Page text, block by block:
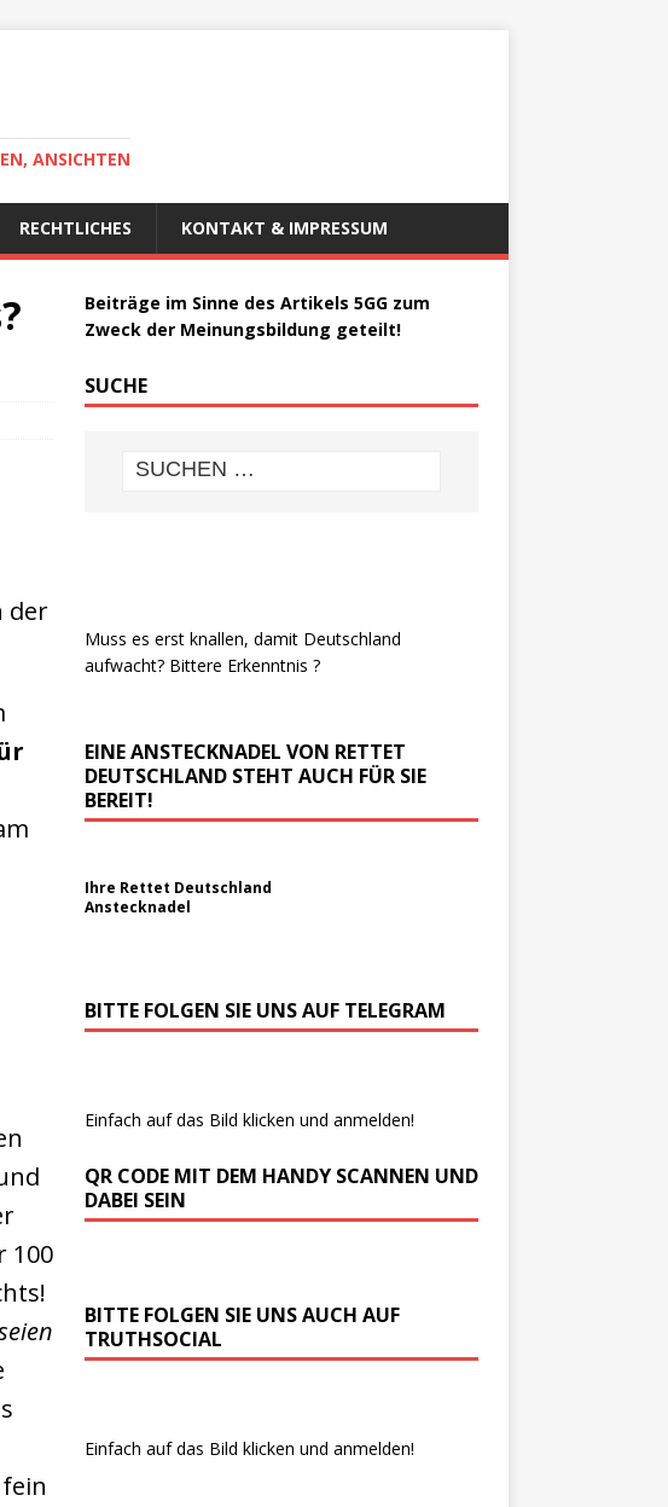
ANSICHTEN
RECHTLICHES KONTAKT & IMPRESSUM
der
100
Beiträge im Sinne des Artikels 5GG zum
Zweck der Meinungsbildung geteilt!
SUCHE
Muss es erst knallen, damit Deutschland
aufwacht? Bittere Erkenntnis ?
EINE ANSTECKNADEL VON RETTET
DEUTSCHLAND STEHT AUCH FÜR SIE
BEREIT!
Ihre Rettet Deutschland
Anstecknadel
BITTE FOLGEN SIE UNS AUF TELEGRAM
Einfach auf das Bild klicken und anmelden!
QR CODE MIT DEM HANDY SCANNEN UND
DABEI SEIN
BITTE FOLGEN SIE UNS AUCH AUF
TRUTHSOCIAL
Einfach auf das Bild klicken und anmelden!